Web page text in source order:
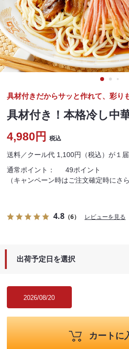
具材付き！本格冷し中
具材付きだからサッと作れて、彩り
4,980円 税込
通常ポイント：
49ポイント
（キャンペーン時はご注文確定時にさ
送料／クール代 1,100円（税込）が１
4.8 （6） レビューを見る
出荷予定日を選択
2026/08/20
カートに